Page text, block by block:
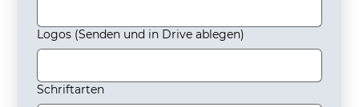
Logos (Senden und in Drive ablegen)
Schriftarten